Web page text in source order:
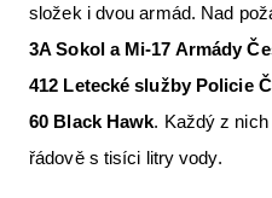
složek i dvou armád. Nad
3A Sokol a Mi-17 Armády
412 Letecké služby Policie
60 Black Hawk. Každý z
řádově s tisíci litry vody.